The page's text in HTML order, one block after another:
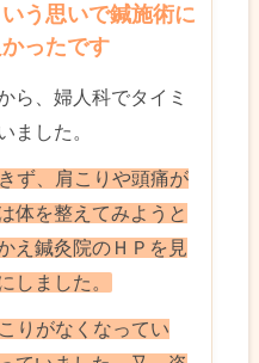
う思いで鍼施術に
ったです
ら、婦人科でタイミ
ました。
ず、肩こりや頭痛が
体を整えてみようと
え鍼灸院のＨＰを見
しました。
りがなくなってい